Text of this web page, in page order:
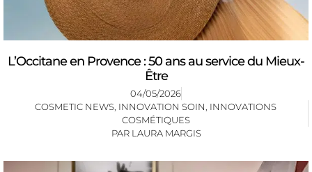
L’Occitane en Provence : 50 ans au service du Mieux-
Être
04/05/2026
COSMETIC NEWS INNOVATION SOIN INNOVATIONS
COSMÉTIQUES
PAR LAURA MARGIS